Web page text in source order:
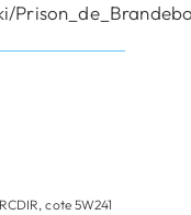
cote 5W241